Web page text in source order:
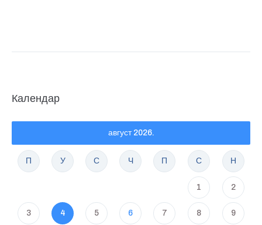
Календар
август 2026.
П У С Ч П С Н
1 2
3 4 5 6 7 8 9